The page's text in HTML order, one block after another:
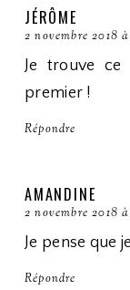
JÉRÔME
2 novembre 2018
Je trouve
premier !
Répondre
AMANDINE
2 novembre 2018
Je pense que
Répondre